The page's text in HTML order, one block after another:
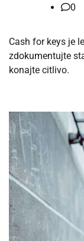
0
Cash for keys je
zdokumentujte
konajte citlivo.